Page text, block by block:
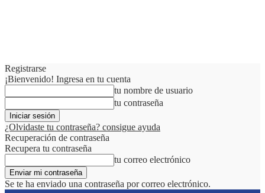
Registrarse
¡Bienvenido! Ingresa en tu cuenta
tu nombre de usuario
tu contraseña
¿Olvidaste tu contraseña? consigue ayuda
Recuperación de contraseña
Recupera tu contraseña
tu correo electrónico
Se te ha enviado una contraseña por correo electrónico.